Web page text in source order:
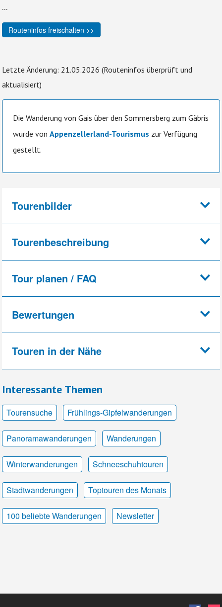
...
Routeninfos freischalten >>
Letzte Änderung: 21.05.2026 (Routeninfos überprüft und
aktualisiert)
Die Wanderung von Gais über den Sommersberg zum Gäbris
wurde von Appenzellerland-Tourismus zur Verfügung
gestellt.
Tourenbilder
Tourenbeschreibung
Tour planen / FAQ
Bewertungen
Touren in der Nähe
Interessante Themen
Tourensuche Frühlings-Gipfelwanderungen
Panoramawanderungen Wanderungen
Winterwanderungen Schneeschuhtouren
Stadtwanderungen Toptouren des Monats
100 beliebte Wanderungen Newsletter